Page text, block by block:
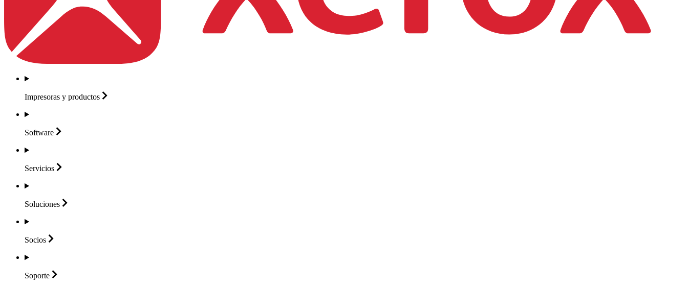
Impresoras y productos
Software
Servicios
Soluciones
Socios
Soporte